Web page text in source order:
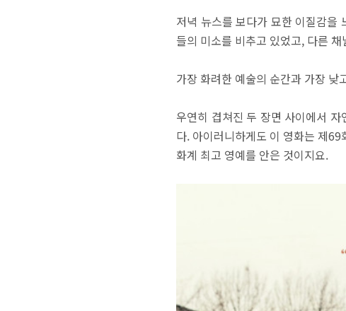
저녁 뉴스를 보다가 묘한 이질감을
들의 미소를 비추고 있었고, 다른
가장 화려한 예술의 순간과 가장 낮
우연히 겹쳐진 두 장면 사이에서
다. 아이러니하게도 이 영화는 제
화계 최고 영예를 안은 것이지요.